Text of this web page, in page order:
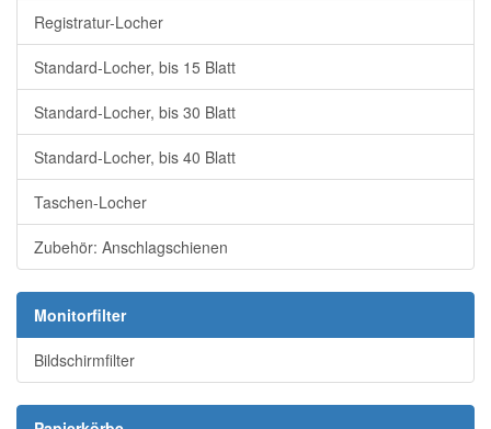
Registratur-Locher
Standard-Locher, bis 15 Blatt
Standard-Locher, bis 30 Blatt
Standard-Locher, bis 40 Blatt
Taschen-Locher
Zubehör: Anschlagschienen
Monitorfilter
Bildschirmfilter